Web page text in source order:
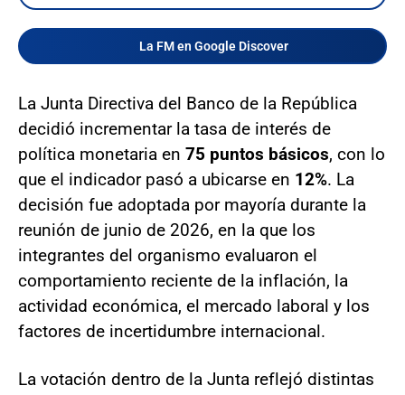
La FM en Google Discover
La Junta Directiva del Banco de la República
decidió incrementar la tasa de interés de
política monetaria en 75 puntos básicos, con lo
que el indicador pasó a ubicarse en 12%. La
decisión fue adoptada por mayoría durante la
reunión de junio de 2026, en la que los
integrantes del organismo evaluaron el
comportamiento reciente de la inflación, la
actividad económica, el mercado laboral y los
factores de incertidumbre internacional.
La votación dentro de la Junta reflejó distintas